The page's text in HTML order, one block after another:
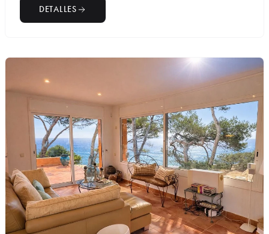
DETALLES